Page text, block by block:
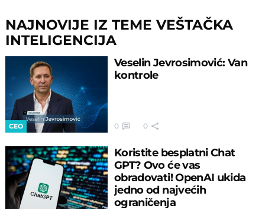
NAJNOVIJE IZ TEME VEŠTAČKA
INTELIGENCIJA
CEO
Veselin Jevrosimović: Van
kontrole
0 0
Koristite besplatni Chat
GPT? Ovo će vas
obradovati! OpenAI ukida
jedno od najvećih
ograničenja